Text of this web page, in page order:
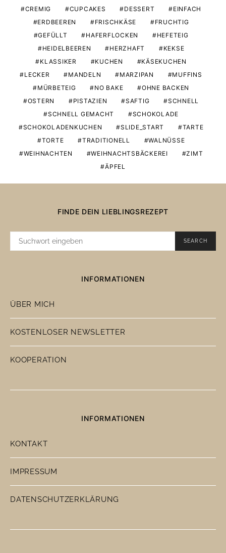
CREMIG
CUPCAKES DESSERT
EINFACH
ERDBEEREN
FRISCHKÄSE
FRUCHTIG
GEFÜLLT
HAFERFLOCKEN
HEFETEIG
HEIDELBEEREN
HERZHAFT
KEKSE
KLASSIKER
KUCHEN
KÄSEKUCHEN
LECKER
MANDELN MARZIPAN
MUFFINS
MÜRBETEIG
NO BAKE
OHNE BACKEN
OSTERN
PISTAZIEN SAFTIG
SCHNELL
SCHNELL GEMACHT
SCHOKOLADE
SCHOKOLADENKUCHEN
SLIDE_START
TARTE
TORTE
TRADITIONELL
WALNÜSSE
WEIHNACHTEN
WEIHNACHTSBÄCKEREI
ZIMT
ÄPFEL
FINDE DEIN LIEBLINGSREZEPT
SUCHE
SEARCH
INFORMATIONEN
ÜBER MICH
KOSTENLOSER NEWSLETTER
KOOPERATION
INFORMATIONEN
KONTAKT
IMPRESSUM
DATENSCHUTZERKLÄRUNG